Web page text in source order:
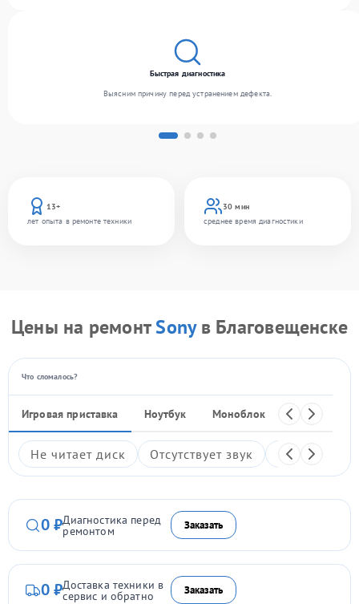
13+
лет опыта в ремонте техники
30 мин
среднее время диагностики
Быстрая диагностика
Выясним причину перед устранением дефекта.
Цены на ремонтSonyв Благовещенске
Что сломалось?
Игровая приставка Ноутбук Моноблок Телефон
Не читает диск Отсутствует звук Не
0 ₽Диагностика перед
ремонтом Заказать
0 ₽Доставка техники в
сервис и обратно Заказать